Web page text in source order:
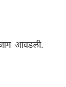
आवडली.